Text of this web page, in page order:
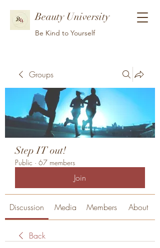
Beauty University
Be Kind to Yourself
Groups
Step IT out!
Public · 67 members
Join
Discussion Media Members About
Back